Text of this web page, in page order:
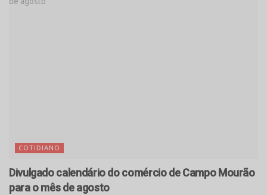
COTIDIANO
Divulgado calendário do comércio de Campo Mourão
para o mês de agosto